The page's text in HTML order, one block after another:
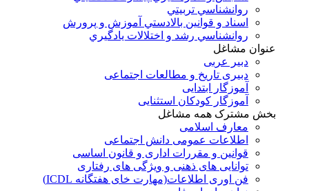
روانشناسي تربيتي
اسناد و قوانين بالادستي آموزش و پرورش
روانشناسي رشد و اختلالات يادگيري
عنوان مشاغل
دبير عربی
دبیری تاریخ و مطالعات اجتماعی
آموزگار ابتدایی
آموزگار کودکان استثنایی
بخش مشترک همه مشاغل
معارف اسلامی
اطلاعات عمومی دانش اجتماعی
قوانین و مقررات اداری و قانون اساسی
توانایی های ذهنی و ویژگی های رفتاری
فن اوری اطلاعات(مهارت خای هفتگانه ICDL)